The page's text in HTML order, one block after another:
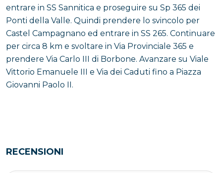
entrare in SS Sannitica e proseguire su Sp 365 dei
Ponti della Valle. Quindi prendere lo svincolo per
Castel Campagnano ed entrare in SS 265. Continuare
per circa 8 km e svoltare in Via Provinciale 365 e
prendere Via Carlo III di Borbone. Avanzare su Viale
Vittorio Emanuele III e Via dei Caduti fino a Piazza
Giovanni Paolo II.
RECENSIONI